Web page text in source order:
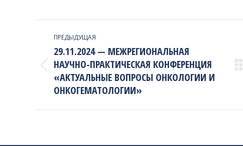
PROJECT
NAVIGATION
ПРЕДЫДУЩАЯ
Previous
project:
29.11.2024 — МЕЖРЕГИОНАЛЬНАЯ
НАУЧНО-ПРАКТИЧЕСКАЯ КОНФЕРЕНЦИЯ
«АКТУАЛЬНЫЕ ВОПРОСЫ ОНКОЛОГИИ И
ОНКОГЕМАТОЛОГИИ»